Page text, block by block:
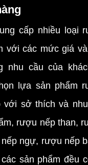
cấp nhiều loại
với các mức giá
nhu cầu của
lựa sản phẩm
với sở thích và
rượu nếp than,
ngự, rượu nếp
sản phẩm đều